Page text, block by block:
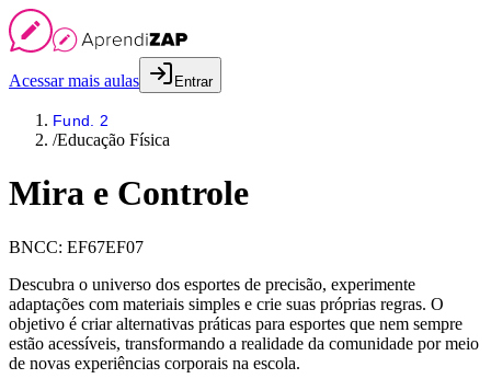
Acessar mais aulas Entrar
Fund. 2
/Educação Física
Mira e Controle
BNCC: EF67EF07
Descubra o universo dos esportes de precisão, experimente
adaptações com materiais simples e crie suas próprias regras. O
objetivo é criar alternativas práticas para esportes que nem sempre
estão acessíveis, transformando a realidade da comunidade por meio
de novas experiências corporais na escola.